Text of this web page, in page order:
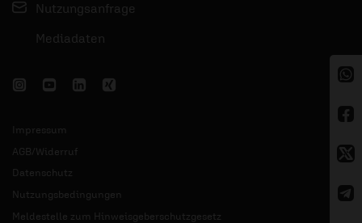
Nutzungsanfrage
Mediadaten
Impressum
AGB/Widerruf
Datenschutz
Nutzungsbedingungen
Meldestelle zum Hinweisgeberschutzgesetz